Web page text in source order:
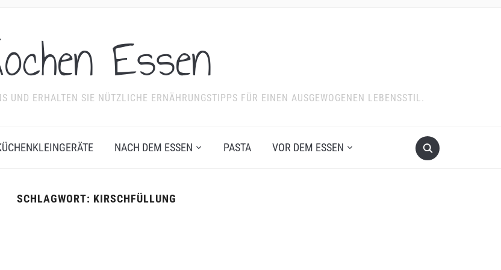
Essen
UND ERHALTEN SIE NÜTZLICHE ERNÄHRUNGSTIPPS FÜR EINEN AUSGEWOGENEN LEBENSSTIL.
NACH DEM ESSEN PASTA VOR DEM ESSEN
SCHLAGWORT: KIRSCHFÜLLUNG